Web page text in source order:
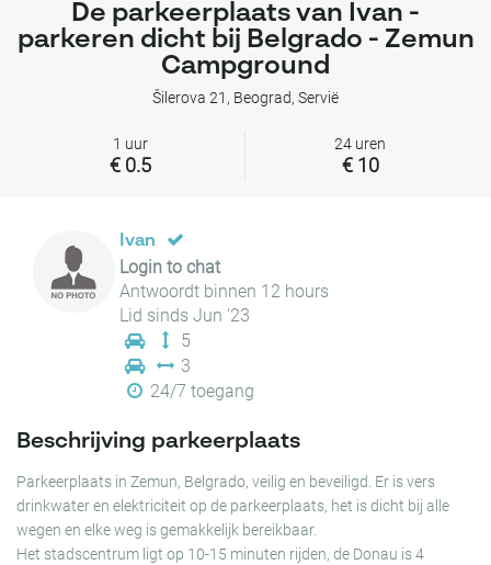
De parkeerplaats van Ivan -
parkeren dicht bij Belgrado - Zemun
Campground
Šilerova 21, Beograd, Servië
1 uur
€ 0.5
24 uren
€ 10
Ivan
Login to chat
Antwoordt binnen 12 hours
Lid sinds Jun '23
5
3
24/7 toegang
Beschrijving parkeerplaats
Parkeerplaats in Zemun, Belgrado, veilig en beveiligd. Er is vers
drinkwater en elektriciteit op de parkeerplaats, het is dicht bij alle
wegen en elke weg is gemakkelijk bereikbaar.
Het stadscentrum ligt op 10-15 minuten rijden, de Donau is 4